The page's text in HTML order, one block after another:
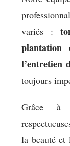
variés :
plantation
l’entretien
toujours
Grâce à
la beauté et